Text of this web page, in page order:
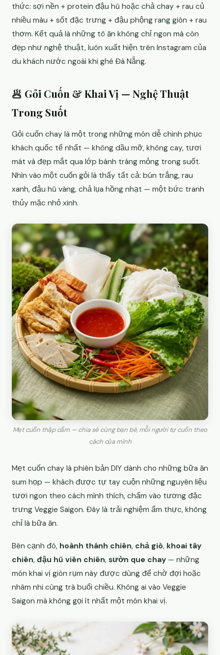
thức: sợi nền + protein đậu hũ hoặc chả chay + rau củ
nhiều màu + sốt đặc trưng + đậu phộng rang giòn + rau
thơm. Kết quả là những tô ăn không chỉ ngon mà còn
đẹp như nghệ thuật, luôn xuất hiện trên Instagram của
du khách nước ngoài khi ghé Đà Nẵng.
🥟 Gỏi Cuốn & Khai Vị — Nghệ Thuật
Trong Suốt
Gỏi cuốn chay là một trong những món dễ chinh phục
khách quốc tế nhất — không dầu mỡ, không cay, tươi
mát và đẹp mắt qua lớp bánh tráng mỏng trong suốt.
Nhìn vào một cuốn gỏi là thấy tất cả: bún trắng, rau
xanh, đậu hũ vàng, chả lụa hồng nhạt — một bức tranh
thủy mặc nhỏ xinh.
Mẹt cuốn thập cẩm — chia sẻ cùng bạn bè, mỗi người tự cuốn theo
cách của mình
Mẹt cuốn chay là phiên bản DIY dành cho những bữa ăn
sum họp — khách được tự tay cuộn những nguyên liệu
tươi ngon theo cách mình thích, chấm vào tương đặc
trưng Veggie Saigon. Đây là trải nghiệm ẩm thực, không
chỉ là bữa ăn.
Bên cạnh đó, hoành thánh chiên, chả giò, khoai tây
chiên, đậu hũ viên chiên, sườn que chay — những
món khai vị giòn rụm này được dùng để chờ đợi hoặc
nhâm nhi cùng trà buổi chiều. Không ai vào Veggie
Saigon mà không gọi ít nhất một món khai vị.